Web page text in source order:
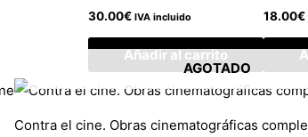
30.00€ IVA incluido
Añadir al carrito
18.00€
AGOTADO
Contra el cine. Obras cinematográficas